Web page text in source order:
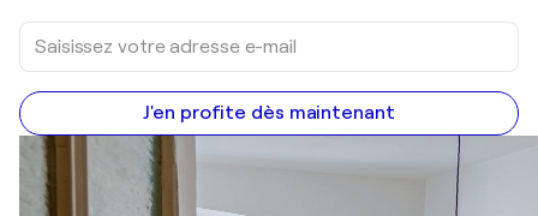
J'en profite dès maintenant